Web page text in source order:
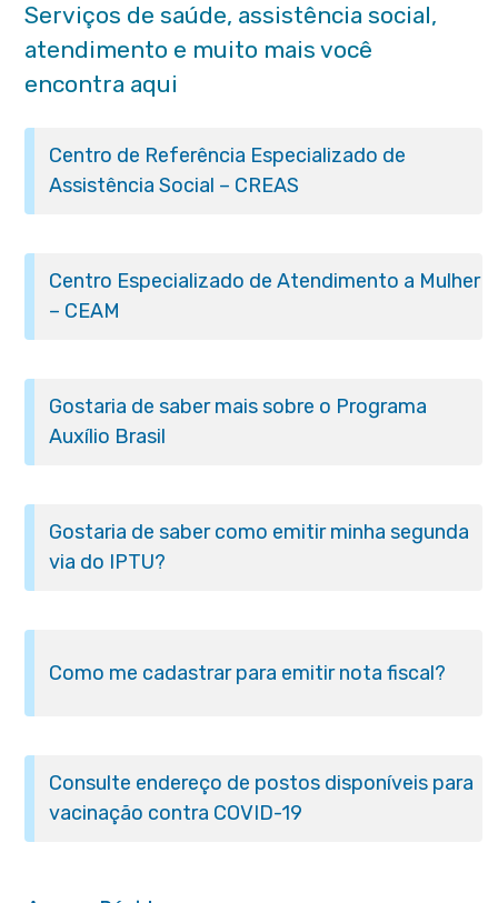
Serviços de saúde, assistência social,
atendimento e muito mais você
encontra aqui
Centro de Referência Especializado de
Assistência Social – CREAS
Centro Especializado de Atendimento a Mulher
– CEAM
Gostaria de saber mais sobre o Programa
Auxílio Brasil
Gostaria de saber como emitir minha segunda
via do IPTU?
Como me cadastrar para emitir nota fiscal?
Consulte endereço de postos disponíveis para
vacinação contra COVID-19